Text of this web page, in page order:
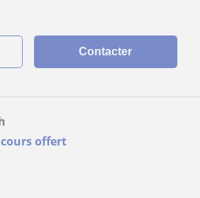
Contacter
offert